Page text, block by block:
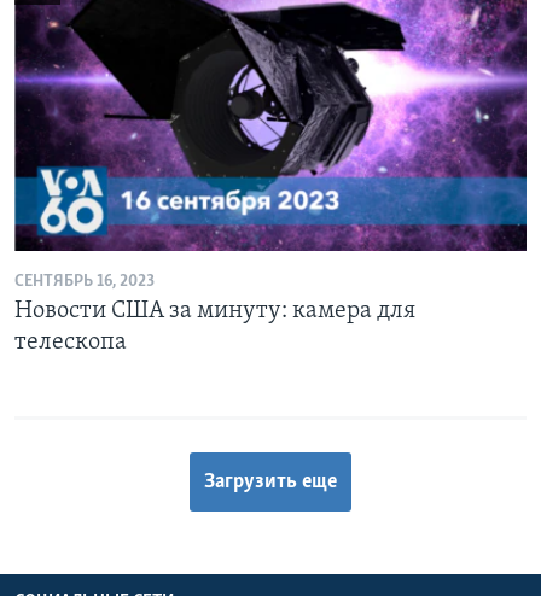
СЕНТЯБРЬ 16, 2023
Новости США за минуту: камера для
телескопа
Загрузить еще